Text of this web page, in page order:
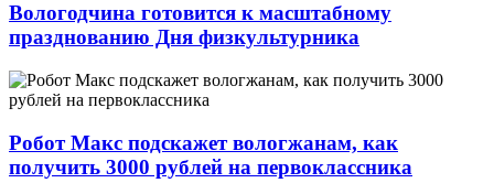
Вологодчина готовится к масштабному
празднованию Дня физкультурника
Робот Макс подскажет вологжанам, как
получить 3000 рублей на первоклассника